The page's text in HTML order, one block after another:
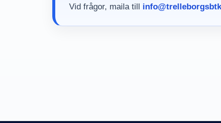
Vid frågor, maila till